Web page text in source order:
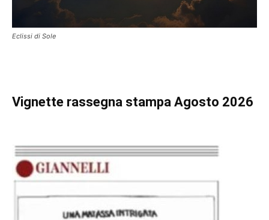
Eclissi di Sole
Vignette rassegna stampa Agosto 2026